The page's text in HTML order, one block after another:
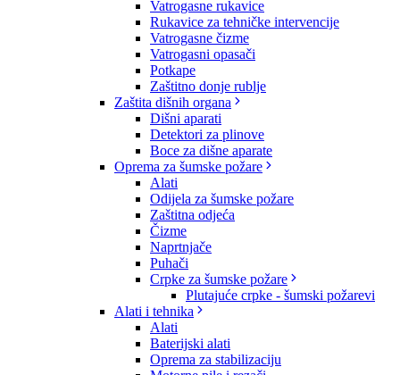
Vatrogasne rukavice
Rukavice za tehničke intervencije
Vatrogasne čizme
Vatrogasni opasači
Potkape
Zaštitno donje rublje
Zaštita dišnih organa
Dišni aparati
Detektori za plinove
Boce za dišne aparate
Oprema za šumske požare
Alati
Odijela za šumske požare
Zaštitna odjeća
Čizme
Naprtnjače
Puhači
Crpke za šumske požare
Plutajuće crpke - šumski požarevi
Alati i tehnika
Alati
Baterijski alati
Oprema za stabilizaciju